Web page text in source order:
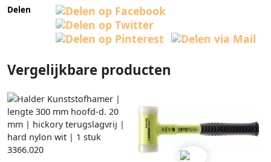
Delen
Vergelijkbare producten